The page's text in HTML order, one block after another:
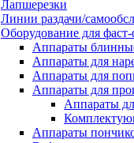
Лапшерезки
Линии раздачи/
Оборудование для фаст-
Аппараты
Аппараты для
Аппараты для
Аппараты для
Аппараты
Аппараты